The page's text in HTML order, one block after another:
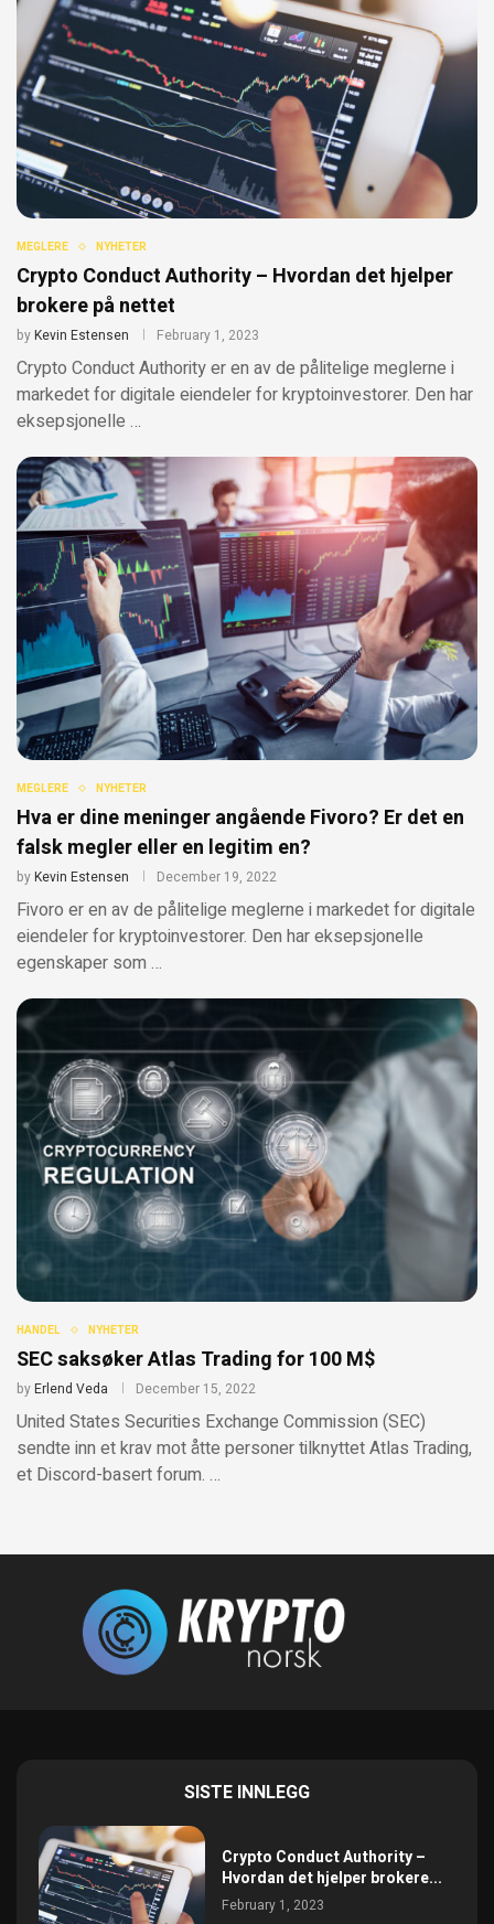
MEGLERE NYHETER
Crypto Conduct Authority – Hvordan det hjelper
brokere på nettet
byKevin Estensen February 1, 2023
Crypto Conduct Authority er en av de pålitelige meglerne i
markedet for digitale eiendeler for kryptoinvestorer. Den har
eksepsjonelle …
MEGLERE NYHETER
Hva er dine meninger angående Fivoro? Er det en
falsk megler eller en legitim en?
byKevin Estensen December 19, 2022
Fivoro er en av de pålitelige meglerne i markedet for digitale
eiendeler for kryptoinvestorer. Den har eksepsjonelle
egenskaper som …
HANDEL NYHETER
SEC saksøker Atlas Trading for 100 M$
byErlend Veda December 15, 2022
United States Securities Exchange Commission (SEC)
sendte inn et krav mot åtte personer tilknyttet Atlas Trading,
et Discord-basert forum. …
SISTE INNLEGG
Crypto Conduct Authority –
Hvordan det hjelper brokere...
February 1, 2023